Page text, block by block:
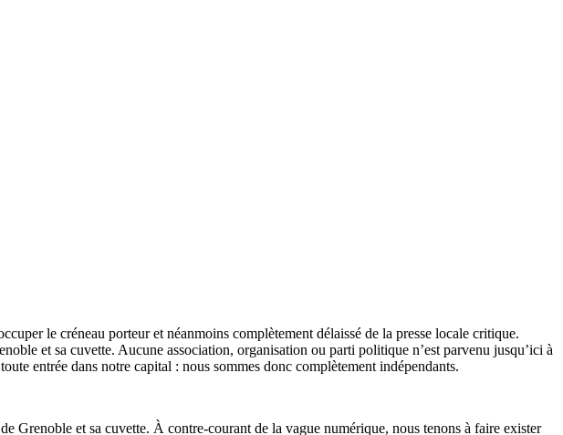
le créneau porteur et néanmoins complètement délaissé de la presse locale critique.
et sa cuvette. Aucune association, organisation ou parti politique n’est parvenu jusqu’ici à
entrée dans notre capital : nous sommes donc complètement indépendants.
Grenoble et sa cuvette. À contre-courant de la vague numérique, nous tenons à faire exister